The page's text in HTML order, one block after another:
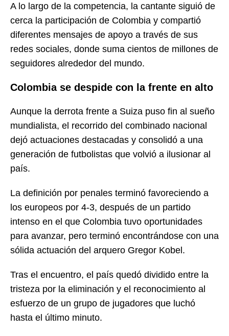
A lo largo de la competencia, la cantante siguió de
cerca la participación de Colombia y compartió
diferentes mensajes de apoyo a través de sus
redes sociales, donde suma cientos de millones de
seguidores alrededor del mundo.
Colombia se despide con la frente en alto
Aunque la derrota frente a Suiza puso fin al sueño
mundialista, el recorrido del combinado nacional
dejó actuaciones destacadas y consolidó a una
generación de futbolistas que volvió a ilusionar al
país.
La definición por penales terminó favoreciendo a
los europeos por 4-3, después de un partido
intenso en el que Colombia tuvo oportunidades
para avanzar, pero terminó encontrándose con una
sólida actuación del arquero Gregor Kobel.
Tras el encuentro, el país quedó dividido entre la
tristeza por la eliminación y el reconocimiento al
esfuerzo de un grupo de jugadores que luchó
hasta el último minuto.